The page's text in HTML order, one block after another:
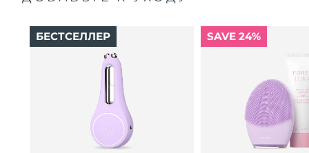
БЕСТСЕЛЛЕР SAVE 24%